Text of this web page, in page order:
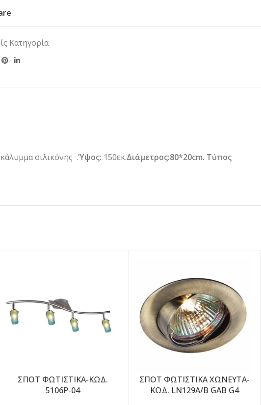
Κατηγορία
σιλικόνης .Ύψος: 150εκ.Διάμετρος:80*20cm. Τύπος
ΣΠΟΤ ΦΩΤΙΣΤΙΚΑ-ΚΩΔ.
5106P-04
ΣΠΟΤ ΦΩΤΙΣΤΙΚΑ ΧΩΝΕΥΤΑ-
ΚΩΔ. LN129A/B GAB G4